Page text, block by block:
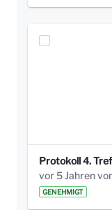
GENEHMIGT